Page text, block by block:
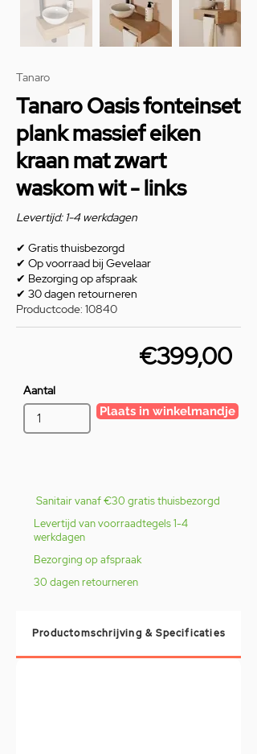
Tanaro
Tanaro Oasis fonteinset
plank massief eiken
kraan mat zwart
waskom wit - links
Levertijd: 1-4 werkdagen
✔ Gratis thuisbezorgd
✔ Op voorraad bij Gevelaar
✔ Bezorging op afspraak
✔ 30 dagen retourneren
Productcode: 10840
€399,00
Aantal
Plaats in winkelmandje
Sanitair vanaf €30 gratis thuisbezorgd
Levertijd van voorraadtegels 1-4
werkdagen
Bezorging op afspraak
30 dagen retourneren
Productomschrijving & Specificaties